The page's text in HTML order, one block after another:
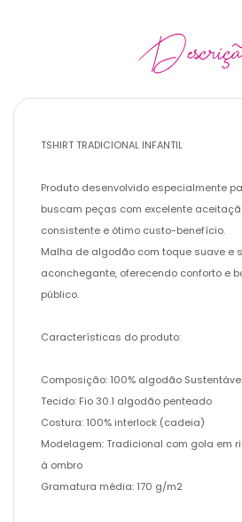
TSHIRT TRADICIONAL INFANTIL
Produto desenvolvido especialmente
buscam peças com excelente
consistente e ótimo custo-benefício.
Malha de algodão com toque suave e
aconchegante, oferecendo conforto e
público.
Características do produto:
Composição: 100% algodão Sustentável
Tecido: Fio 30.1 algodão penteado
Costura: 100% interlock (cadeia)
Modelagem: Tradicional com gola em
à ombro
Gramatura média: 170 g/m2